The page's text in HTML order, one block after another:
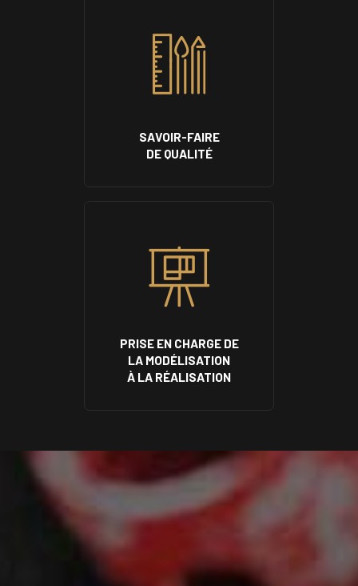
SAVOIR-FAIRE
DE QUALITÉ
PRISE EN CHARGE DE
LA MODÉLISATION
À LA RÉALISATION